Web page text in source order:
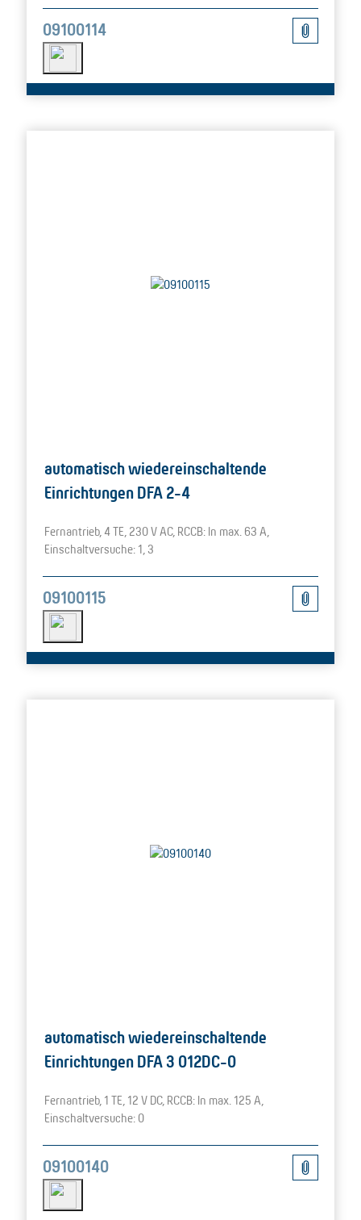
09100114
automatisch wiedereinschaltende
Einrichtungen DFA 2-4
Fernantrieb, 4 TE, 230 V AC, RCCB: In max. 63 A,
Einschaltversuche: 1, 3
09100115
automatisch wiedereinschaltende
Einrichtungen DFA 3 012DC-0
Fernantrieb, 1 TE, 12 V DC, RCCB: In max. 125 A,
Einschaltversuche: 0
09100140